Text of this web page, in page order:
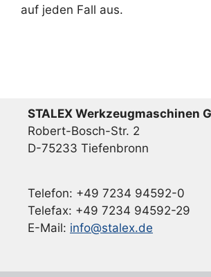
auf jeden Fall aus.
STALEX Werkzeugmaschinen
Robert-Bosch-Str. 2
D-75233 Tiefenbronn
Telefon: +49 7234 94592-0
Telefax: +49 7234 94592-29
E-Mail: info@stalex.de